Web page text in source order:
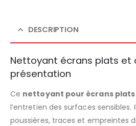
DESCRIPTION
Nettoyant écrans plats et
présentation
Ce nettoyant pour écrans plats
l’entretien des surfaces sensibles.
poussières, traces et empreintes